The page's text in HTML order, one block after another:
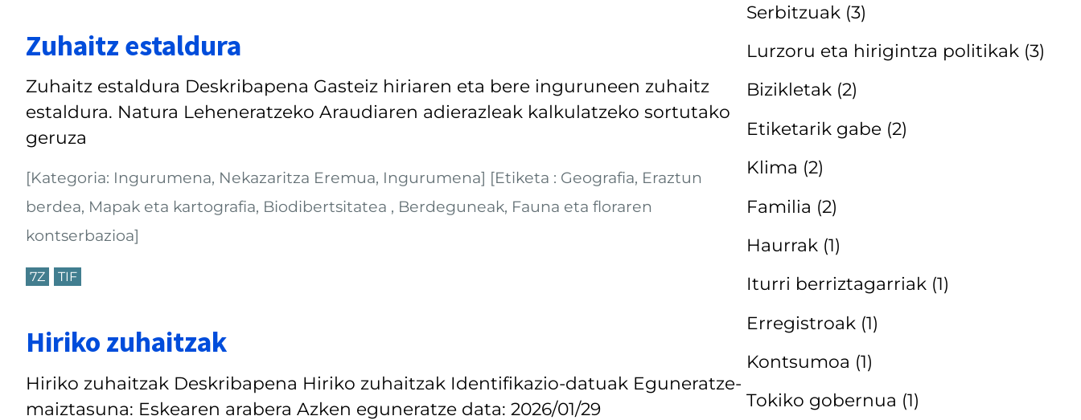
Zuhaitz estaldura
Zuhaitz estaldura Deskribapena Gasteiz hiriaren eta bere inguruneen zuhaitz
estaldura. Natura Leheneratzeko Araudiaren adierazleak kalkulatzeko sortutako
geruza
[Kategoria: Ingurumena, Nekazaritza Eremua, Ingurumena] [Etiketa : Geografia, Eraztun
berdea, Mapak eta kartografia, Biodibertsitatea , Berdeguneak, Fauna eta floraren
kontserbazioa]
7Z TIF
Hiriko zuhaitzak
Hiriko zuhaitzak Deskribapena Hiriko zuhaitzak Identifikazio-datuak Eguneratze-
maiztasuna: Eskearen arabera Azken eguneratze data: 2026/01/29
Serbitzuak (3)
Lurzoru eta hirigintza politikak (3)
Bizikletak (2)
Etiketarik gabe (2)
Klima (2)
Familia (2)
Haurrak (1)
Iturri berriztagarriak (1)
Erregistroak (1)
Kontsumoa (1)
Tokiko gobernua (1)